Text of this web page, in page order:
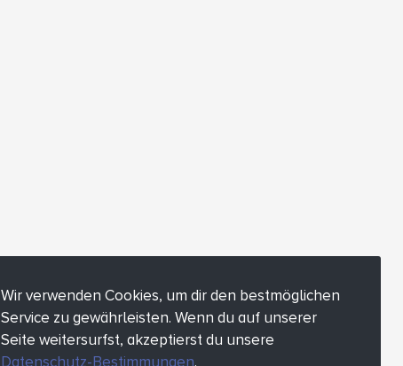
Wir verwenden Cookies, um dir den bestmöglichen
Service zu gewährleisten. Wenn du auf unserer
Seite weitersurfst, akzeptierst du unsere
Datenschutz-Bestimmungen.